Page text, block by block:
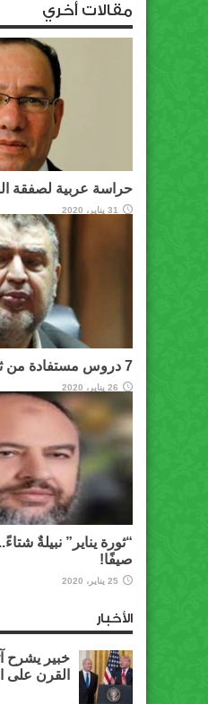
مقالات أخري
حراسة عربية لصفقة
31 يناير، 2020
7 دروس مستفادة من ثورة يناير
26 يناير، 2020
“ثورة يناير” نبيلةٌ
صيفًا!
25 يناير، 2020
الأخبار
خبير يشرح
القرن على